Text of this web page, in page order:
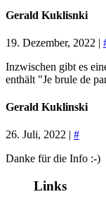
Gerald Kuklisnki
19. Dezember, 2022 |
Inzwischen gibt es
enthält "Je brule de
Gerald Kuklinski
26. Juli, 2022 | #
Danke für die Info :-)
Links